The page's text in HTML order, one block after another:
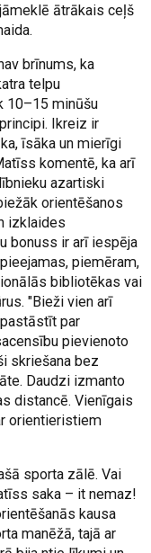
ātrākais ceļš
brīnums, ka
telpu
10–15 minūšu
Ikreiz ir
īsāka un mierīgi
komentē, ka arī
azartiski
orientēšanos
izklaides
bonuss ir arī iespēja
piemēram,
bibliotēkas vai
"Bieži vien arī
par
pievienoto
skriešana bez
Daudzi izmanto
distancē. Vienīgais
orientieristiem
sporta zālē. Vai
saka – it nemaz!
kausa
manēžā, tajā ar